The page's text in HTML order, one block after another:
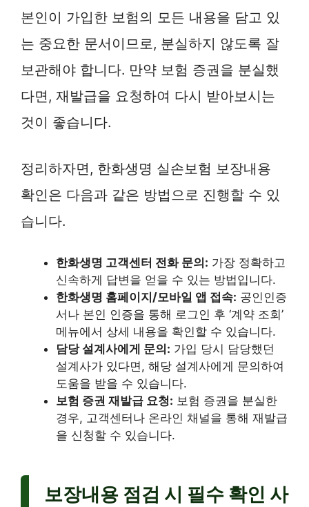
본인이 가입한 보험의 모든 내용을 담고 있
는 중요한 문서이므로, 분실하지 않도록 잘
보관해야 합니다. 만약 보험 증권을 분실했
다면, 재발급을 요청하여 다시 받아보시는
것이 좋습니다.
정리하자면, 한화생명 실손보험 보장내용
확인은 다음과 같은 방법으로 진행할 수 있
습니다.
한화생명 고객센터 전화 문의: 가장 정확하고
신속하게 답변을 얻을 수 있는 방법입니다.
한화생명 홈페이지/모바일 앱 접속: 공인인증
서나 본인 인증을 통해 로그인 후 ‘계약 조회’
메뉴에서 상세 내용을 확인할 수 있습니다.
담당 설계사에게 문의: 가입 당시 담당했던
설계사가 있다면, 해당 설계사에게 문의하여
도움을 받을 수 있습니다.
보험 증권 재발급 요청: 보험 증권을 분실한
경우, 고객센터나 온라인 채널을 통해 재발급
을 신청할 수 있습니다.
보장내용 점검 시 필수 확인 사